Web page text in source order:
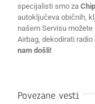
specijalisti smo za
autoključeva običnih,
našem Servisu
Airbag, dekodirati
nam došli!
Povezane vesti